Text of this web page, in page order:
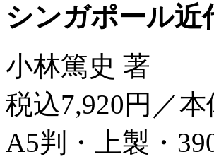
シンガポール近
小林篤史 著
税込7,920円／本
A5判・上製・